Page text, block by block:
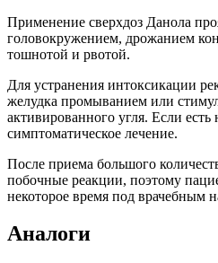
Применение сверхдоз Данола
головокружением, дрожанием
тошнотой и рвотой.
Для устранения интоксикации
желудка промыванием или
активированного угля. Если
симптоматическое лечение.
После приема большого
побочные реакции, поэтому
некоторое время под врачебным
Аналоги